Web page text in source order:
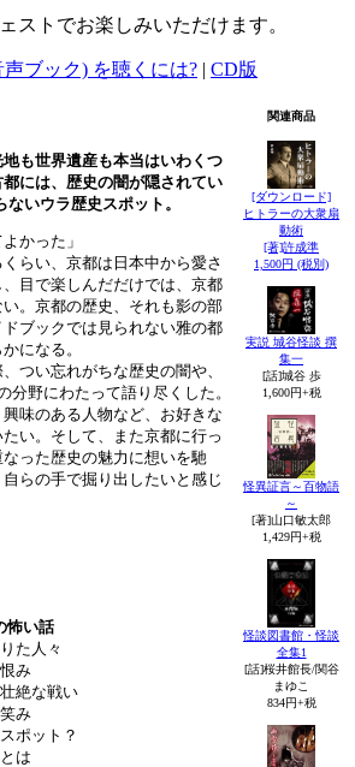
ストでお楽しみいただけます。
ブック) を聴くには? | CD版
も世界遺産も本当はいわくつ
には、歴史の闇が隠されてい
いウラ歴史スポット。
かった」
らい、京都は日本中から愛さ
目で楽しんだだけでは、京都
。京都の歴史、それも影の部
ブックでは見られない雅の都
になる。
つい忘れがちな歴史の闇や、
分野にわたって語り尽くした。
味のある人物など、お好きな
い。そして、また京都に行っ
った歴史の魅力に想いを馳
らの手で掘り出したいと感じ
怖い話
た人々
み
絶な戦い
み
ポット？
は
関連商品
[ダウンロード]
ヒトラーの大衆扇
動術
[著]許成準
1,500円 (税別)
実説 城谷怪談 撰
集一
[話]城谷 歩
1,600円+税
怪異証言～百物語
～
[著]山口敏太郎
1,429円+税
怪談図書館・怪談
全集1
[話]桜井館長/関谷
まゆこ
834円+税